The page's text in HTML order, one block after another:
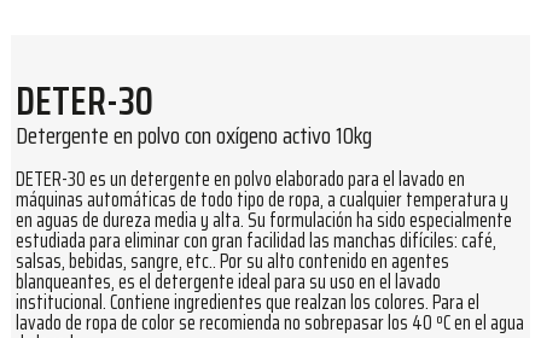
DETER-30
Detergente en polvo con oxígeno activo 10kg
DETER-30 es un detergente en polvo elaborado para el lavado en
máquinas automáticas de todo tipo de ropa, a cualquier temperatura y
en aguas de dureza media y alta. Su formulación ha sido especialmente
estudiada para eliminar con gran facilidad las manchas difíciles: café,
salsas, bebidas, sangre, etc.. Por su alto contenido en agentes
blanqueantes, es el detergente ideal para su uso en el lavado
institucional. Contiene ingredientes que realzan los colores. Para el
lavado de ropa de color se recomienda no sobrepasar los 40 ºC en el agua